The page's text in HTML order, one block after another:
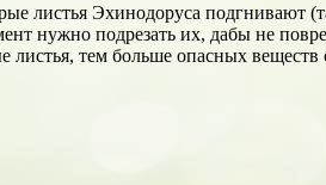
листья Эхинодоруса подгнивают
нужно подрезать их, дабы не
листья, тем больше опасных